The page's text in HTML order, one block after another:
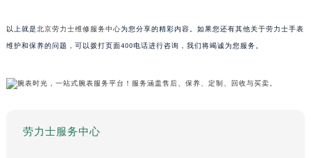
以上就是北京劳力士维修服务中心为您分享的精彩内容。如果您还有其他关于劳力士手表
维护和保养的问题，可以拨打页面400电话进行咨询，我们将竭诚为您服务。
劳力士服务中心